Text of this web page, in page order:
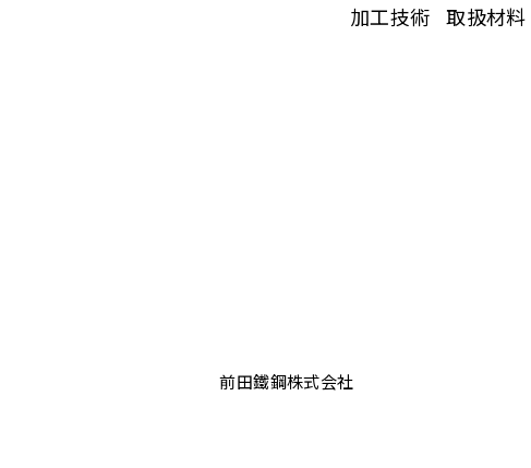
加工技術 取扱材料
前田鐵鋼株式会社